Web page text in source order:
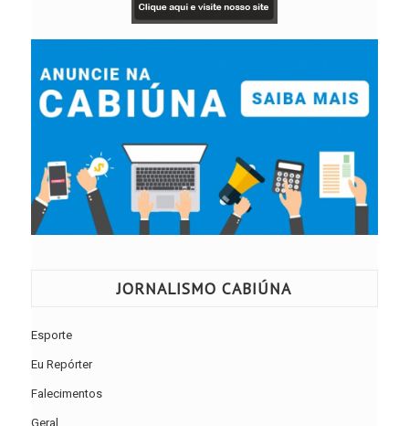
JORNALISMO CABIÚNA
Esporte
Eu Repórter
Falecimentos
Geral